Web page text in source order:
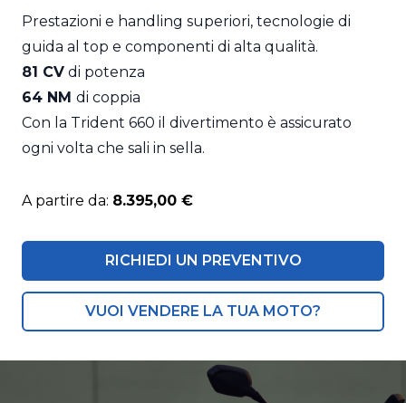
Prestazioni e handling superiori, tecnologie di
guida al top e componenti di alta qualità.
81 CV di potenza
64 NM di coppia
Con la Trident 660 il divertimento è assicurato
ogni volta che sali in sella.
A partire da: 8.395,00 €
RICHIEDI UN PREVENTIVO
VUOI VENDERE LA TUA MOTO?